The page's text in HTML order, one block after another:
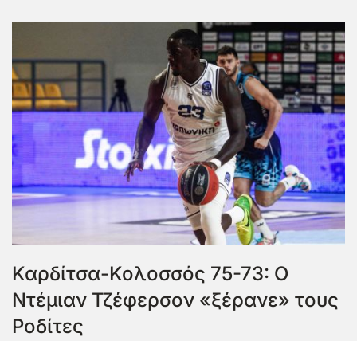
Καρδίτσα-Κολοσσός 75-73: Ο
Ντέμιαν Τζέφερσον «ξέρανε» τους
Ροδίτες